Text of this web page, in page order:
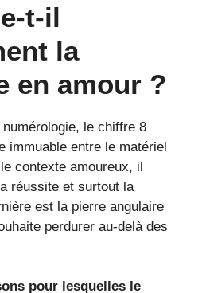
t-il
la
en amour ?
numérologie, le chiffre 8
immuable entre le matériel
contexte amoureux, il
réussite et surtout la
est la pierre angulaire
perdurer au-delà des
pour lesquelles le